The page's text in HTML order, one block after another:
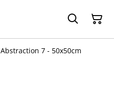
Abstraction 7 - 50x50cm